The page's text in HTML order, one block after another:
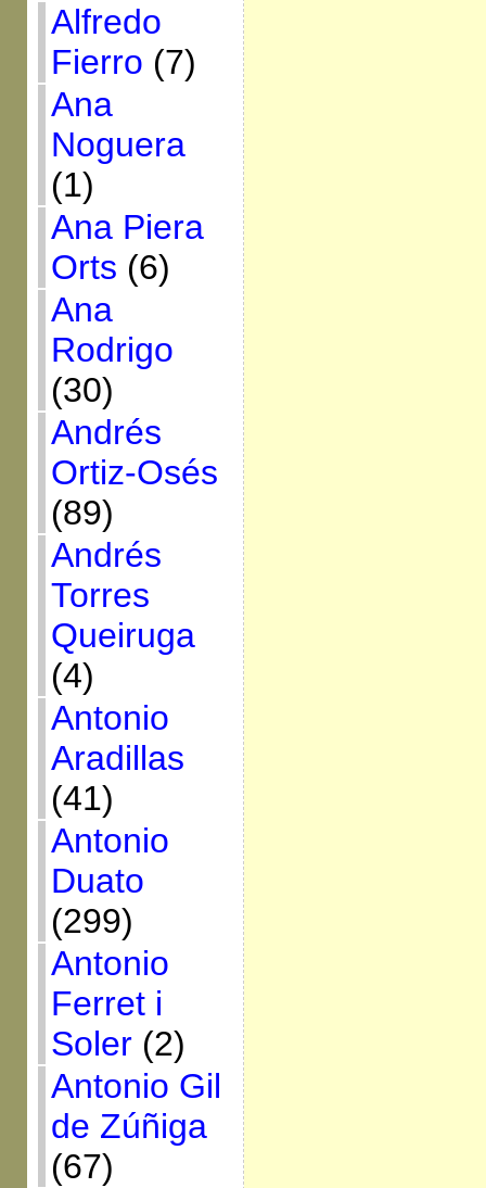
Alfredo
Fierro (7)
Ana
Noguera
(1)
Ana Piera
Orts (6)
Ana
Rodrigo
(30)
Andrés
Ortiz-Osés
(89)
Andrés
Torres
Queiruga
(4)
Antonio
Aradillas
(41)
Antonio
Duato
(299)
Antonio
Ferret i
Soler(2)
Antonio Gil
de Zúñiga
(67)